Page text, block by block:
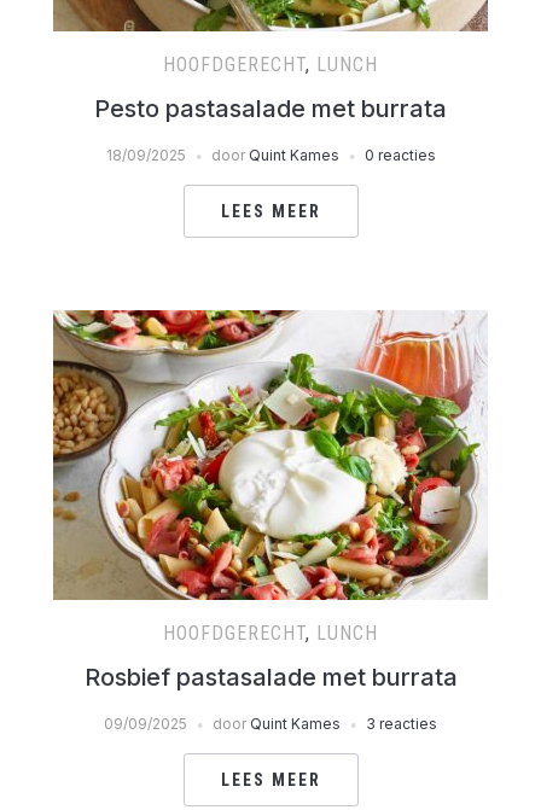
HOOFDGERECHT, LUNCH
Pesto pastasalade met burrata
18/09/2025 door Quint Kames 0 reacties
LEES MEER
HOOFDGERECHT, LUNCH
Rosbief pastasalade met burrata
09/09/2025 door Quint Kames 3 reacties
LEES MEER